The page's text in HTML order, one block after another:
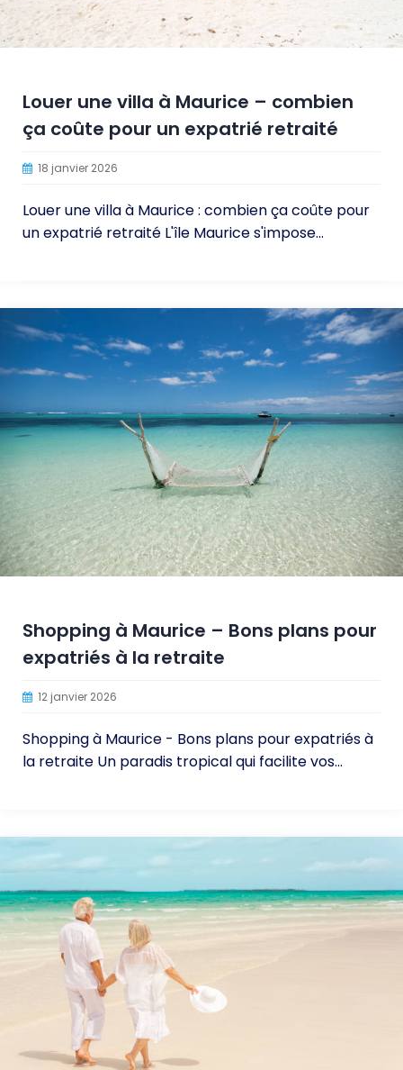
Louer une villa à Maurice – combien
ça coûte pour un expatrié retraité
18 janvier 2026
Louer une villa à Maurice : combien ça coûte pour
un expatrié retraité L'île Maurice s'impose...
Shopping à Maurice – Bons plans pour
expatriés à la retraite
12 janvier 2026
Shopping à Maurice - Bons plans pour expatriés à
la retraite Un paradis tropical qui facilite vos...